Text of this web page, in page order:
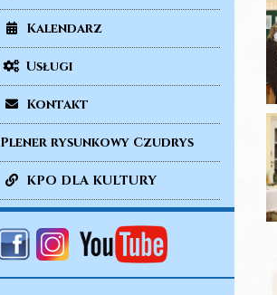
Kalendarz
Usługi
Kontakt
Plener rysunkowy Czudrys
KPO DLA KULTURY